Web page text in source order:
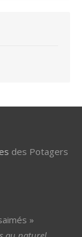
des Potagers
»